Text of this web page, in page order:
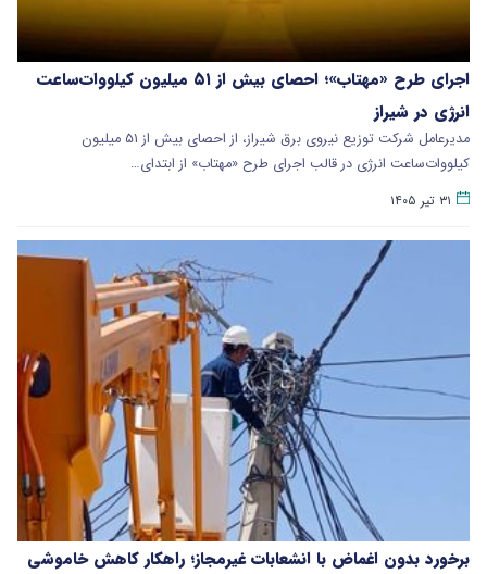
اجرای طرح «مهتاب»؛ احصای بیش از ۵۱ میلیون کیلووات‌ساعت
انرژی در شیراز
مدیرعامل شرکت توزیع نیروی برق شیراز، از احصای بیش از ۵۱ میلیون
کیلووات‌ساعت انرژی در قالب اجرای طرح «مهتاب» از ابتدای…
۳۱ تیر ۱۴۰۵
برخورد بدون اغماض با انشعابات غیرمجاز؛ راهکار کاهش خاموشی